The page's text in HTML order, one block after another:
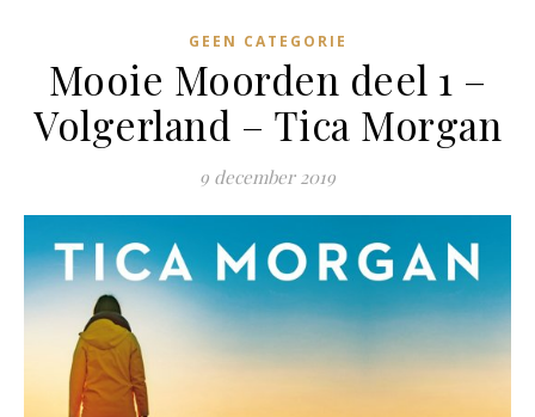
GEEN CATEGORIE
Mooie Moorden deel 1 –
Volgerland – Tica Morgan
9 december 2019